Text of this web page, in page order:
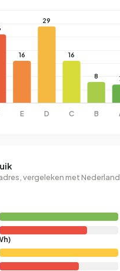
vergeleken met Nederland